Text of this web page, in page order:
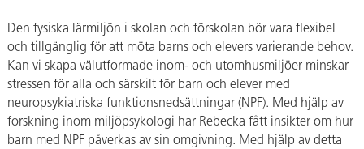
Den fysiska lärmiljön i skolan och förskolan bör vara flexibel
och tillgänglig för att möta barns och elevers varierande behov.
Kan vi skapa välutformade inom- och utomhusmiljöer minskar
stressen för alla och särskilt för barn och elever med
neuropsykiatriska funktionsnedsättningar (NPF). Med hjälp av
forskning inom miljöpsykologi har Rebecka fått insikter om hur
barn med NPF påverkas av sin omgivning. Med hjälp av detta